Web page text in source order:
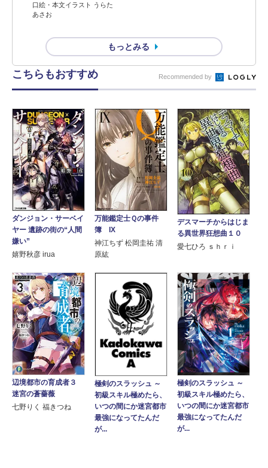
口絵・本文イラスト うらた
あさお
もっとみる
こちらもおすすめ Recommended by
ダンジョン・サーベイ
ヤー 遺跡の街の“人間
嫌い”
嬉野秋彦 irua
万能鑑定士Ｑの事件
簿 IX
神江ちず 松岡圭祐 清
原紘
デスマーチからはじま
る異世界狂想曲１０
愛七ひろ ｓｈｒｉ
辺境都市の育成者３
迷宮の蒼薔薇
七野りく 福きつね
極剣のスラッシュ ～
初級スキル極めたら、
いつの間にか迷宮都市
最強になってたんだ
が...
極剣のスラッシュ ～
初級スキル極めたら、
いつの間にか迷宮都市
最強になってたんだ
が...